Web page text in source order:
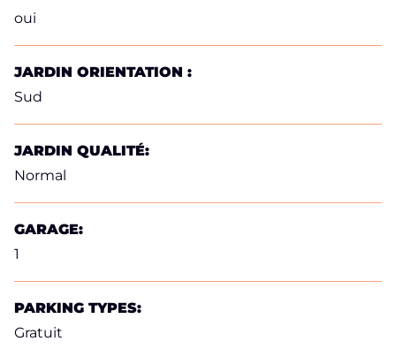
oui
JARDIN ORIENTATION :
Sud
JARDIN QUALITÉ:
Normal
GARAGE:
1
PARKING TYPES:
Gratuit